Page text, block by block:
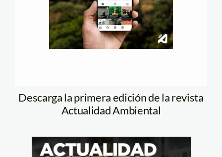
Descarga la primera edición de la revista
Actualidad Ambiental